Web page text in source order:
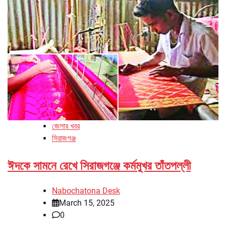
জেলার খবর
সিরাজগঞ্জ
ঈদকে সামনে রেখে সিরাজগঞ্জে কর্মমুখর তাঁতপল্লী
Nabochatona Desk
March 15, 2025
0